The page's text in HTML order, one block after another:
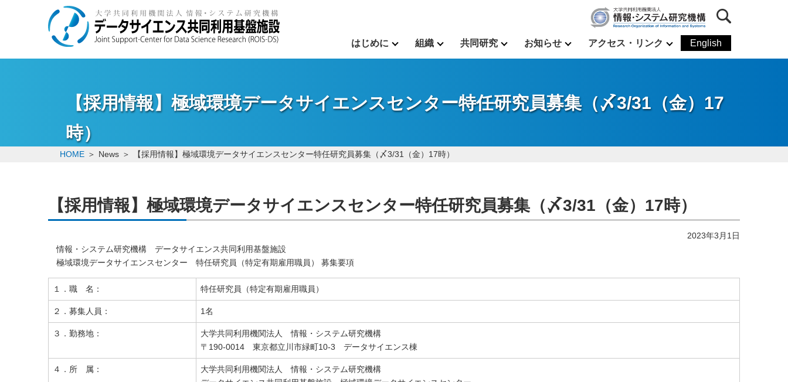
はじめに 組織 共同研究 お知らせ アクセス・リンク English
【採用情報】極域環境データサイエンスセンター特任研究員募集（〆3/31（金）17
時）
HOME News 【採用情報】極域環境データサイエンスセンター特任研究員募集（〆3/31（金）17時）
【採用情報】極域環境データサイエンスセンター特任研究員募集（〆3/31（金）17時）
2023年3月1日
情報・システム研究機構 データサイエンス共同利用基盤施設
極域環境データサイエンスセンター 特任研究員（特定有期雇用職員） 募集要項
１．職 名： 特任研究員（特定有期雇用職員）
２．募集人員： 1名
３．勤務地：
大学共同利用機関法人 情報・システム研究機構
〒190-0014 東京都立川市緑町10-3 データサイエンス棟
４．所 属：
大学共同利用機関法人 情報・システム研究機構